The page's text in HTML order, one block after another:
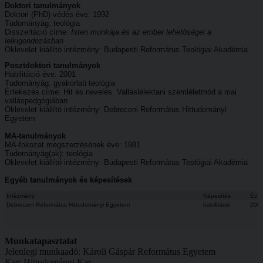
Doktori tanulmányok
Doktori (PhD) védés éve: 1992
Tudományág: teológia
Disszertáció címe: Isten munkája és az ember lehetőségei a
lelkigondozásban
Oklevelet kiállító intézmény: Budapesti Református Teológiai Akadémia
Posztdoktori tanulmányok
Habilitáció éve: 2001
Tudományág: gyakorlati teológia
Értekezés címe: Hit és nevelés. Valláslélektani szemléletmód a mai
valláspedgógiában
Oklevelet kiállító intézmény: Debreceni Református Hittudományi
Egyetem
MA-tanulmányok
MA-fokozat megszerzésének éve: 1981
Tudományág(ak): teológia
Oklevelet kiállító intézmény: Budapesti Református Teológiai Akadémia
Egyéb tanulmányok és képesítések
Intézmény Képesítés
Év
Debreceni Református Hittudományi Egyetem
habilitáció
Munkatapasztalat
Jelenlegi munkaadó: Károli Gáspár Református Egyetem